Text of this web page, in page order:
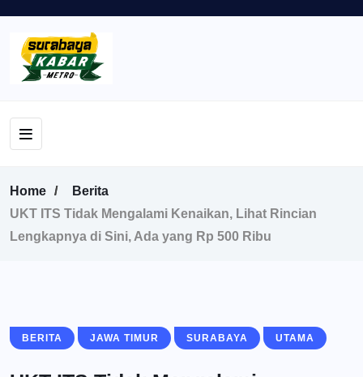
Home
Berita
UKT ITS Tidak Mengalami Kenaikan, Lihat Rincian
Lengkapnya di Sini, Ada yang Rp 500 Ribu
BERITA JAWA TIMUR SURABAYA UTAMA